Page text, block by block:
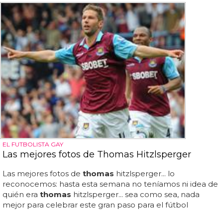
EL FUTBOLISTA GAY
Las mejores fotos de Thomas Hitzlsperger
Las mejores fotos de thomas hitzlsperger... lo
reconocemos: hasta esta semana no teníamos ni idea de
quién era thomas hitzlsperger... sea como sea, nada
mejor para celebrar este gran paso para el fútbol